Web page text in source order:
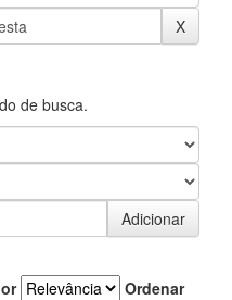
de busca.
Ordenar